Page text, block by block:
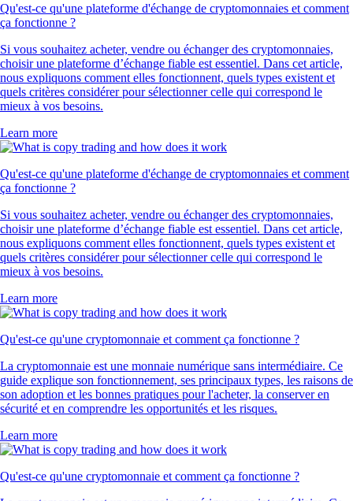
Qu'est-ce qu'une plateforme d'échange de cryptomonnaies et comment
ça fonctionne ?
Si vous souhaitez acheter, vendre ou échanger des cryptomonnaies,
choisir une plateforme d’échange fiable est essentiel. Dans cet article,
nous expliquons comment elles fonctionnent, quels types existent et
quels critères considérer pour sélectionner celle qui correspond le
mieux à vos besoins.
Learn more
Qu'est-ce qu'une plateforme d'échange de cryptomonnaies et comment
ça fonctionne ?
Si vous souhaitez acheter, vendre ou échanger des cryptomonnaies,
choisir une plateforme d’échange fiable est essentiel. Dans cet article,
nous expliquons comment elles fonctionnent, quels types existent et
quels critères considérer pour sélectionner celle qui correspond le
mieux à vos besoins.
Learn more
Qu'est-ce qu'une cryptomonnaie et comment ça fonctionne ?
La cryptomonnaie est une monnaie numérique sans intermédiaire. Ce
guide explique son fonctionnement, ses principaux types, les raisons de
son adoption et les bonnes pratiques pour l'acheter, la conserver en
sécurité et en comprendre les opportunités et les risques.
Learn more
Qu'est-ce qu'une cryptomonnaie et comment ça fonctionne ?